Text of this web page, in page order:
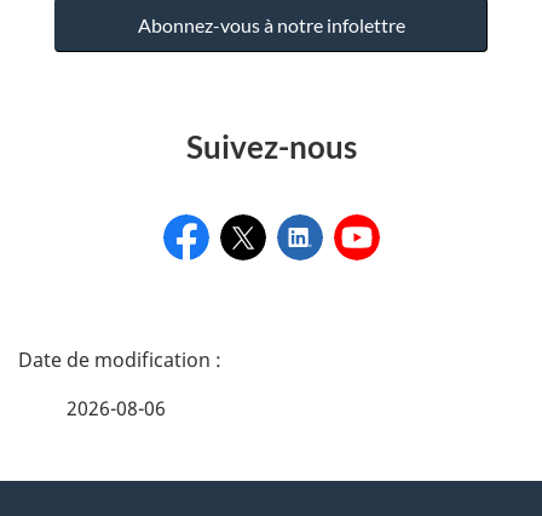
Abonnez-vous à notre infolettre
Suivez-nous
D
2026-08-06